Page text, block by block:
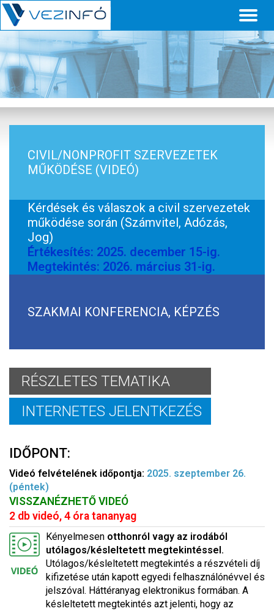
CIVIL/NONPROFIT SZERVEZETEK
MŰKÖDÉSE (VIDEÓ)
Kérdések és válaszok a civil szervezetek
működése során (Számvitel, Adózás,
Jog)
Értékesítés: 2025. december 15-ig.
Megtekintés: 2026. március 31-ig.
SZAKMAI KONFERENCIA, KÉPZÉS
RÉSZLETES TEMATIKA
INTERNETES JELENTKEZÉS
IDŐPONT:
Videó felvételének időpontja: 2025. szeptember 26.
(péntek)
VISSZANÉZHETŐ VIDEÓ
2 db videó, 4 óra tananyag
Kényelmesen otthonról vagy az irodából
utólagos/késleltetett megtekintéssel.
Utólagos/késleltetett megtekintés a részvételi díj
kifizetése után kapott egyedi felhasználónévvel és
jelszóval. Háttéranyag elektronikus formában. A
késleltetett megtekintés azt jelenti, hogy az